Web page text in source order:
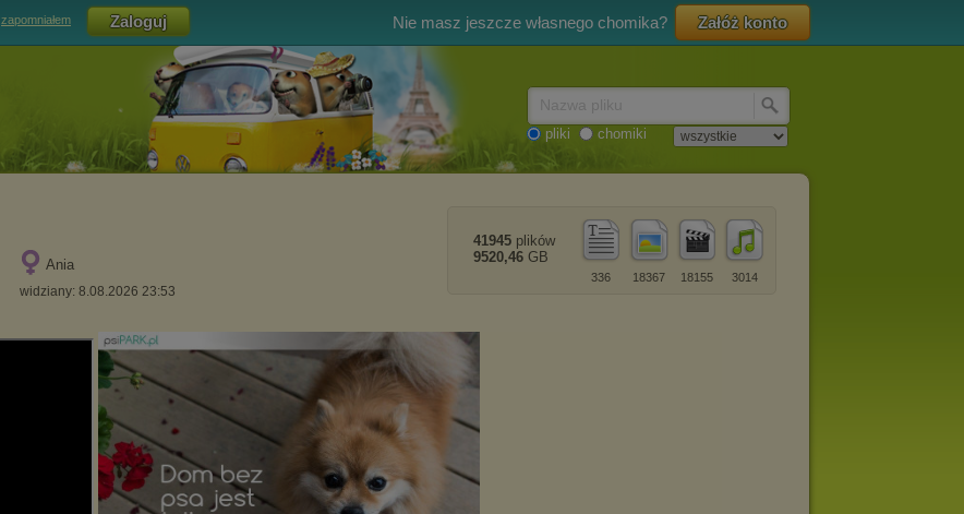
zapomniałem Nie masz jeszcze własnego chomika? Załóż konto
pliki chomiki
Ania
widziany: 8.08.2026 23:53
3014
18155
18367
336
41945 plików
9520,46 GB